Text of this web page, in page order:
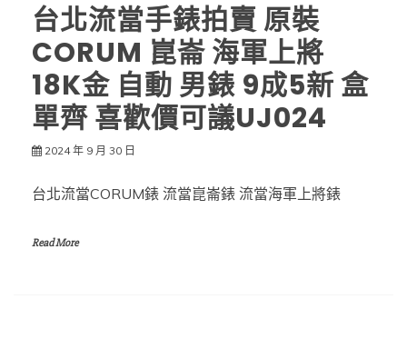
台北流當手錶拍賣 原裝
CORUM 崑崙 海軍上將
18K金 自動 男錶 9成5新 盒
單齊 喜歡價可議UJ024
2024 年 9 月 30 日
台北流當CORUM錶 流當崑崙錶 流當海軍上將錶
Read More